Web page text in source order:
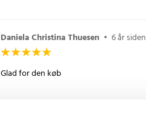
Daniela Christina Thuesen • 6 år siden
Glad for den køb